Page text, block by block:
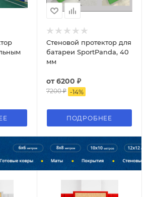
Стеновой протектор для
батареи SportPanda, 40
мм
от6200 ₽
7200 ₽ -14%
ПОДРОБНЕЕ